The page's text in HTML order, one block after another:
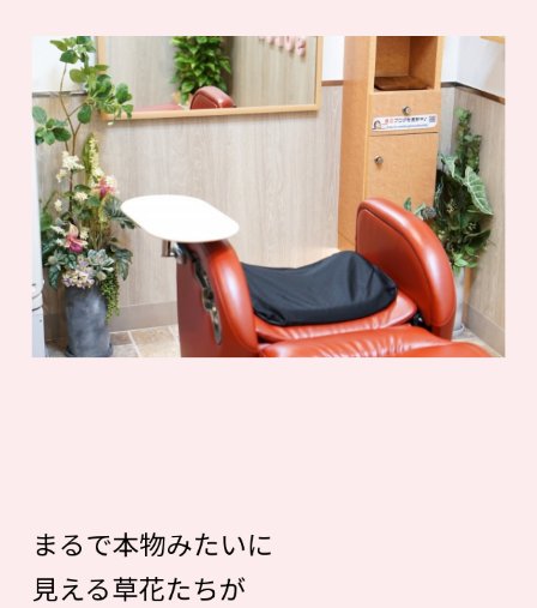
まるで本物みたいに
見える草花たちが